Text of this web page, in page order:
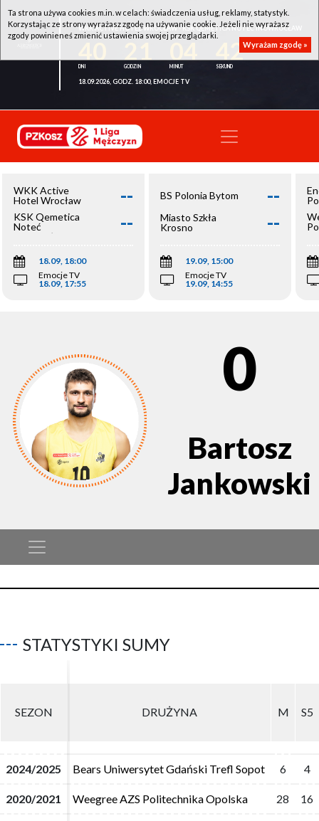
WKK ACTIVE HOTEL WROCŁAW - KSK QEMETICA NOTEĆ INOWROCŁAW
42
18.09.2026, GODZ. 18:00, EMOCJE TV
WKK Active
Hotel Wrocław
--
KSK Qemetica
Noteć
Inowrocław
--
18.09, 18:00
Emocje TV
18.09, 17:55
BS Polonia Bytom --
Miasto Szkła
Krosno
--
19.09, 15:00
Emocje TV
19.09, 14:55
0
Bartosz
Jankowski
STATYSTYKI SUMY
SEZON DRUŻYNA M S5
2024/2025 Bears Uniwersytet Gdański Trefl Sopot 6 4
2020/2021 Weegree AZS Politechnika Opolska 28 16
SEZON DRUŻYNA M S5
2024/2025 Bears Uniwersytet Gdański Trefl Sopot 6 4
2020/2021 Weegree AZS Politechnika Opolska 28 16
Ta strona używa cookies m.in. w celach: świadczenia usług, reklamy, statystyk.
Korzystając ze strony wyrażasz zgodę na używanie cookie. Jeżeli nie wyrażasz
zgody powinieneś zmienić ustawienia swojej przeglądarki.
Wyrażam zgodę »